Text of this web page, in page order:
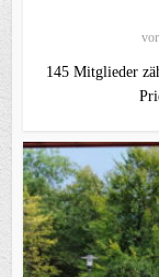
145 Mitglieder